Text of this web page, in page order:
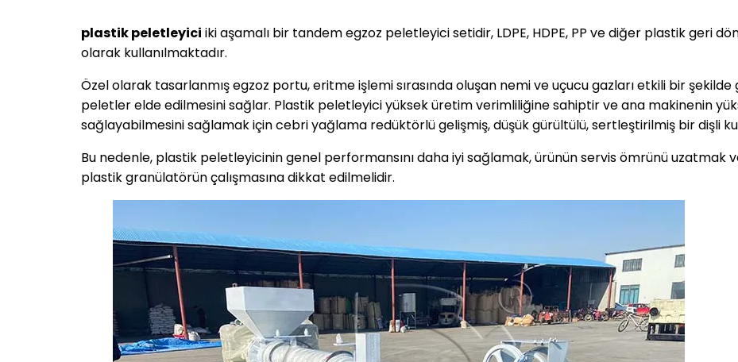
plastik peletleyici iki aşamalı bir tandem egzoz peletleyici setidir, LDPE, HDPE, PP ve diğer plastik geri
olarak kullanılmaktadır.
Özel olarak tasarlanmış egzoz portu, eritme işlemi sırasında oluşan nemi ve uçucu gazları etkili bir
peletler elde edilmesini sağlar. Plastik peletleyici yüksek üretim verimliliğine sahiptir ve ana makinenin
sağlayabilmesini sağlamak için cebri yağlama redüktörlü gelişmiş, düşük gürültülü, sertleştirilmiş bir dişli
Bu nedenle, plastik peletleyicinin genel performansını daha iyi sağlamak, ürünün servis ömrünü
plastik granülatörün çalışmasına dikkat edilmelidir.